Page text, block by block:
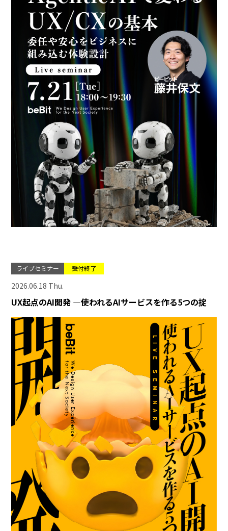
ライブセミナー 受付終了
2026.06.18 Thu.
UX起点のAI開発 ―使われるAIサービスを作る5つの掟